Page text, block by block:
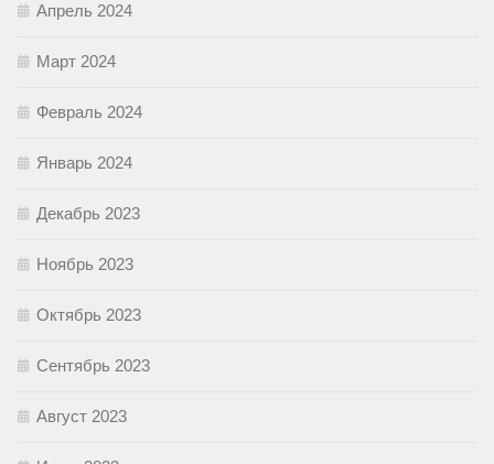
Апрель 2024
Март 2024
Февраль 2024
Январь 2024
Декабрь 2023
Ноябрь 2023
Октябрь 2023
Сентябрь 2023
Август 2023